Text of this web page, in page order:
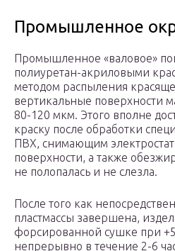
Промышленное
Промышленное «валовое»
полиуретан-акриловыми
методом распыления
вертикальные поверхности
80-120 мкм. Этого вполне
краску после обработки
ПВХ, снимающим
поверхности, а также
не полопалась и не слезла.
После того как
пластмассы завершена,
форсированной сушке при
непрерывно в течение 2-6